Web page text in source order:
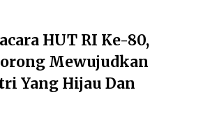
HUT RI Ke-80,
Mewujudkan
Yang Hijau Dan